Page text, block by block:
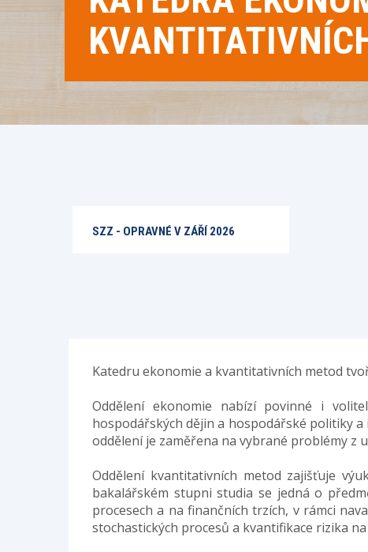
SZZ - OPRAVNÉ V ZÁŘÍ 2026
Katedru ekonomie a kvantitativních metod
Oddělení ekonomie nabízí povinné i
hospodářských dějin a hospodářské politiky
oddělení je zaměřena na vybrané problémy z
Oddělení kvantitativních metod zajišťuje
bakalářském stupni studia se jedná o
procesech a na finančních trzích, v rámci
stochastických procesů a kvantifikace rizika